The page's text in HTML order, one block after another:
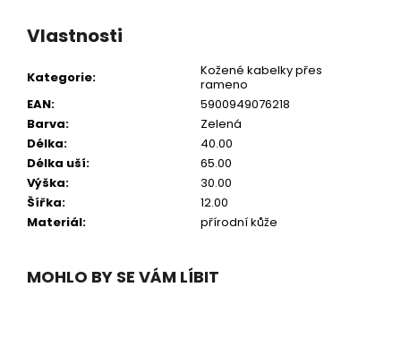
Vlastnosti
Kategorie:
Kožené kabelky přes
rameno
EAN:
5900949076218
Barva:
Zelená
Délka:
40.00
Délka uší:
65.00
Výška:
30.00
Šířka:
12.00
Materiál: přírodní kůže
MOHLO BY SE VÁM LÍBIT